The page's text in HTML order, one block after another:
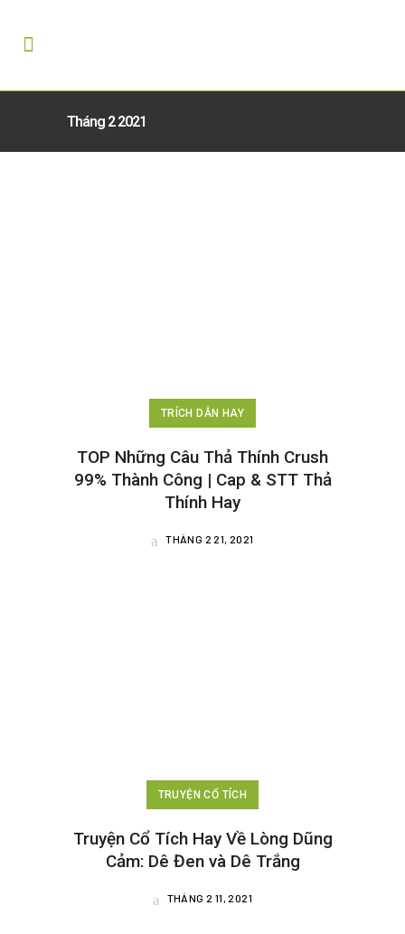
Tháng 2 2021
TRÍCH DẪN HAY
TOP Những Câu Thả Thính Crush
99% Thành Công | Cap & STT Thả
Thính Hay
THÁNG 2 21, 2021
TRUYỆN CỔ TÍCH
Truyện Cổ Tích Hay Về Lòng Dũng
Cảm: Dê Đen và Dê Trắng
THÁNG 2 11, 2021